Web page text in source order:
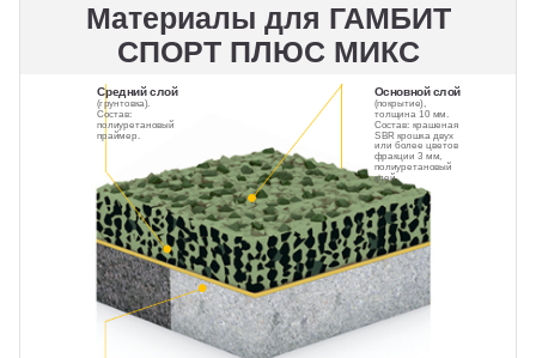
Материалы для ГАМБИТ
СПОРТ ПЛЮС МИКС
Средний слой
(грунтовка).
Состав:
полиуретановый
праймер.
Основной слой
(покрытие),
толщина 10 мм.
Состав: крашеная
SBR крошка двух
или более цветов
фракции 3 мм,
полиуретановый
клей.